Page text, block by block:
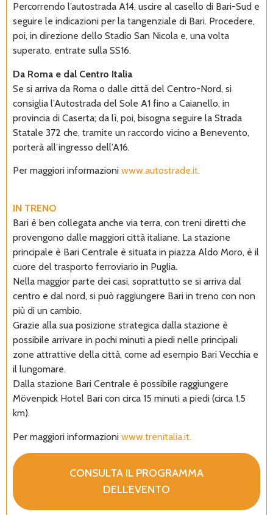
Percorrendo l’autostrada A14, uscire al casello di Bari-Sud e
seguire le indicazioni per la tangenziale di Bari. Procedere,
poi, in direzione dello Stadio San Nicola e, una volta
superato, entrate sulla SS16.
Da Roma e dal Centro Italia
Se si arriva da Roma o dalle città del Centro-Nord, si
consiglia l’Autostrada del Sole A1 fino a Caianello, in
provincia di Caserta; da lì, poi, bisogna seguire la Strada
Statale 372 che, tramite un raccordo vicino a Benevento,
porterà all’ingresso dell’A16.
Per maggiori informazioni www.autostrade.it.
IN TRENO
Bari è ben collegata anche via terra, con treni diretti che
provengono dalle maggiori città italiane. La stazione
principale è Bari Centrale è situata in piazza Aldo Moro, è il
cuore del trasporto ferroviario in Puglia.
Nella maggior parte dei casi, soprattutto se si arriva dal
centro e dal nord, si può raggiungere Bari in treno con non
più di un cambio.
Grazie alla sua posizione strategica dalla stazione è
possibile arrivare in pochi minuti a piedi nelle principali
zone attrattive della città, come ad esempio Bari Vecchia e
il lungomare.
Dalla stazione Bari Centrale è possibile raggiungere
Mövenpick Hotel Bari con circa 15 minuti a piedi (circa 1,5
km).
Per maggiori informazioni www.trenitalia.it.
CONSULTA IL PROGRAMMA
DELL'EVENTO